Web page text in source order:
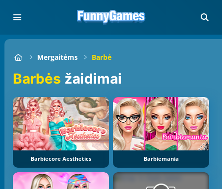
Mergaitėms Barbė
Barbės žaidimai
Barbiecore Aesthetics Barbiemania